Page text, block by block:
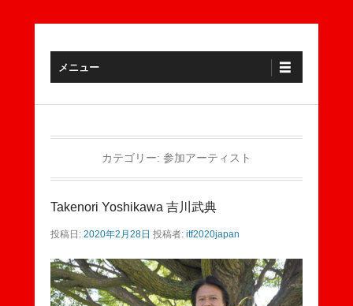
ITF2020JAPAN
メインメニュー
コンテンツへスキップ
メニュー
カテゴリー: 参加アーティスト
Takenori Yoshikawa 吉川武典
投稿日: 2020年2月28日 投稿者: itf2020japan